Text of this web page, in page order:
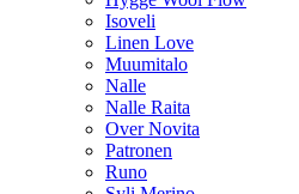
Isoveli
Linen Love
Muumitalo
Nalle
Nalle Raita
Over Novita
Patronen
Runo